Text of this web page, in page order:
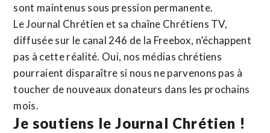
sont maintenus sous pression permanente.
Le Journal Chrétien et sa chaîne Chrétiens TV,
diffusée sur le canal 246 de la Freebox, n’échappent
pas à cette réalité. Oui, nos médias chrétiens
pourraient disparaître si nous ne parvenons pas à
toucher de nouveaux donateurs dans les prochains
mois.
Je soutiens le Journal Chrétien !